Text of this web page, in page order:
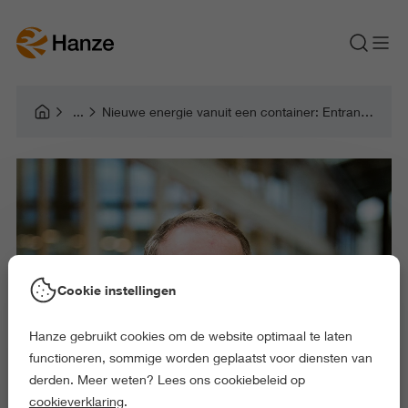
Nieuwe energie vanuit een container: Entrance bestaat 20 jaar
Cookie instellingen
Hanze gebruikt cookies om de website optimaal te laten
functioneren, sommige worden geplaatst voor diensten van
derden. Meer weten? Lees ons cookiebeleid op
cookieverklaring.